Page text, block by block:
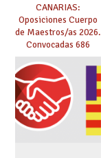
CANARIAS:
Oposiciones Cuerpo
de Maestros/as 2026.
Convocadas 686
plazas. Solicitudes
del 26 de marzo al 24
de abril.